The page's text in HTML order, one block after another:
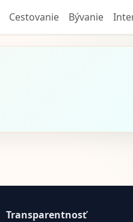
Cestovanie Bývanie
Transparentnosť